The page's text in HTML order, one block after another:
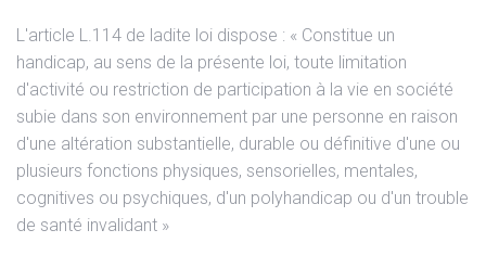
L'article L.114 de ladite loi dispose : « Constitue un
handicap, au sens de la présente loi, toute limitation
d'activité ou restriction de participation à la vie en société
subie dans son environnement par une personne en raison
d'une altération substantielle, durable ou définitive d'une ou
plusieurs fonctions physiques, sensorielles, mentales,
cognitives ou psychiques, d'un polyhandicap ou d'un trouble
de santé invalidant »